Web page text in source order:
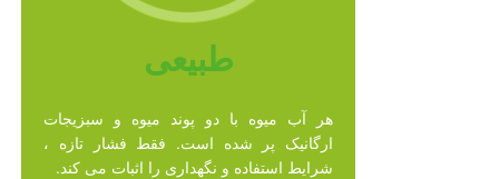
طبیعی
هر آب میوه با دو پوند میوه و سبزیجات
ارگانیک پر شده است. فقط فشار تازه ،
شرایط استفاده و نگهداری را اثبات می کند.